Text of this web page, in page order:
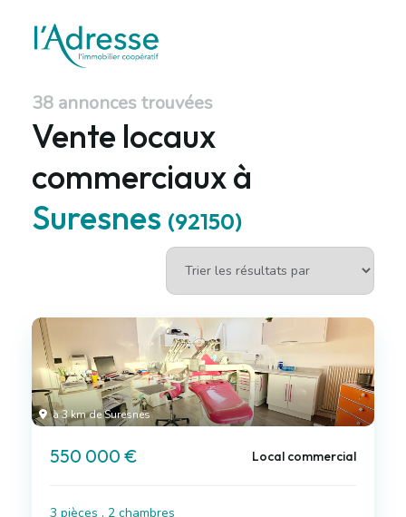
38 annonces trouvées
Vente locaux
commerciaux à
Suresnes (92150)
à 3 km de Suresnes
550 000 € Local commercial
3 pièces , 2 chambres